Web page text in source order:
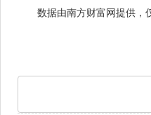
数据由南方财富网提供，仅